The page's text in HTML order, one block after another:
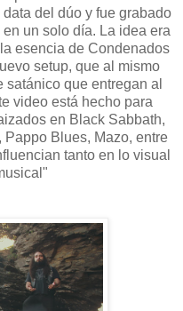
del dúo y fue grabado
un solo día. La idea era
esencia de Condenados
setup, que al mismo
que entregan al
video está hecho para
en Black Sabbath,
Blues, Mazo, entre
tanto en lo visual